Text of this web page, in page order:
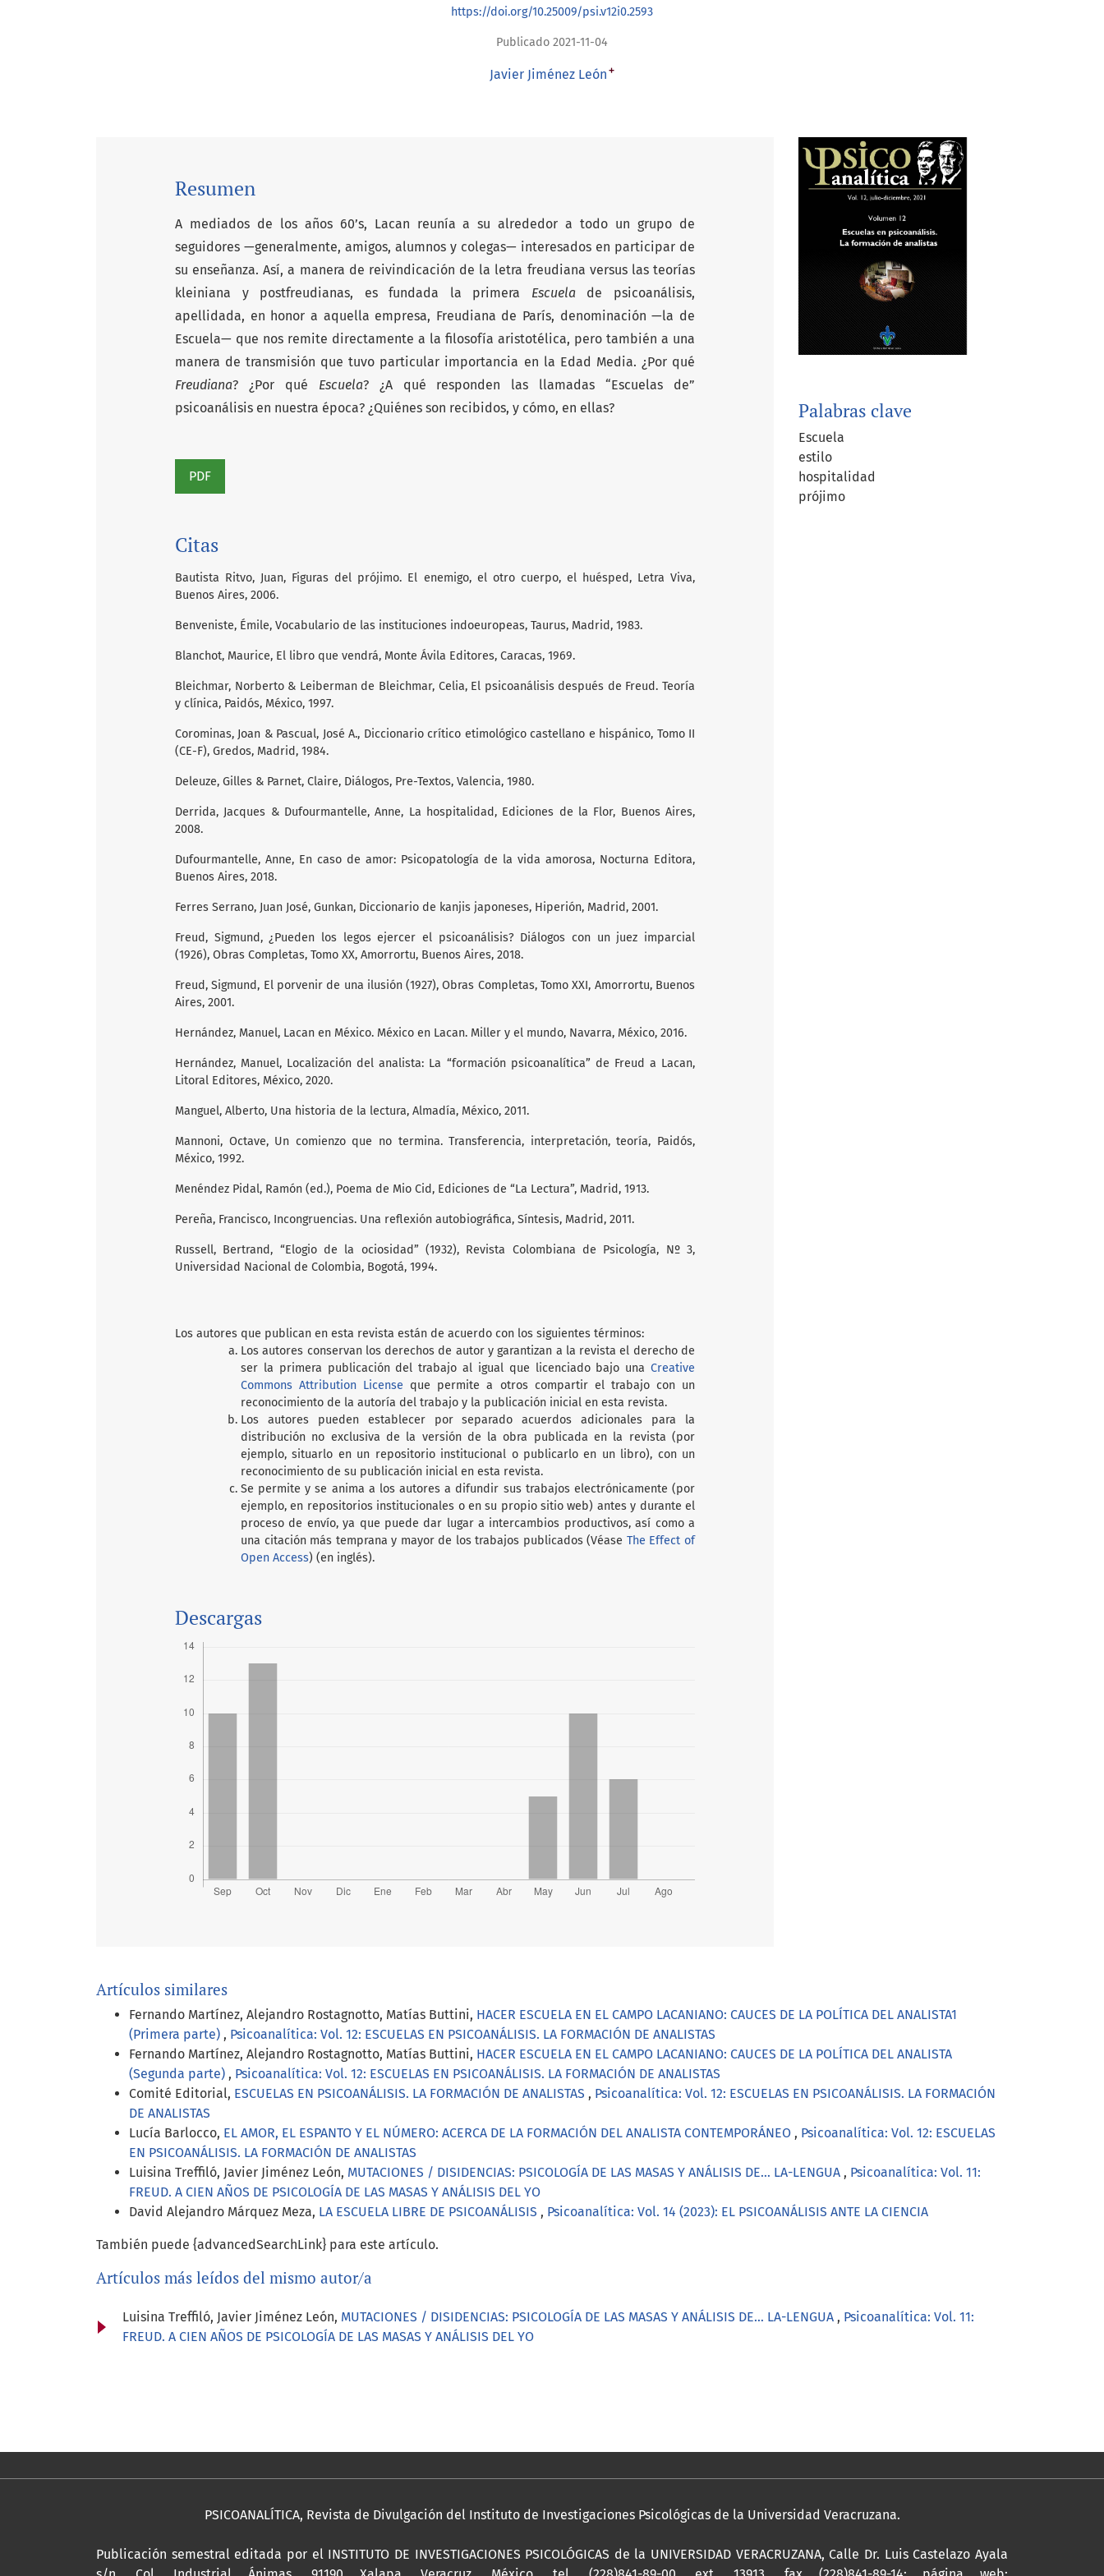
https://doi.org/10.25009/psi.v12i0.2593
Publicado 2021-11-04
Javier Jiménez León +
Palabras clave
Escuela
estilo
hospitalidad
prójimo
Resumen
A mediados de los años 60’s, Lacan reunía a su alrededor a todo un grupo de
seguidores —generalmente, amigos, alumnos y colegas— interesados en participar de
su enseñanza. Así, a manera de reivindicación de la letra freudiana versus las teorías
kleiniana y postfreudianas, es fundada la primera Escuelade psicoanálisis,
apellidada, en honor a aquella empresa, Freudiana de París, denominación —la de
Escuela— que nos remite directamente a la filosofía aristotélica, pero también a una
manera de transmisión que tuvo particular importancia en la Edad Media. ¿Por qué
Freudiana? ¿Por qué Escuela? ¿A qué responden las llamadas “Escuelas de”
psicoanálisis en nuestra época? ¿Quiénes son recibidos, y cómo, en ellas?
PDF
Citas
Bautista Ritvo, Juan, Figuras del prójimo. El enemigo, el otro cuerpo, el huésped, Letra Viva,
Buenos Aires, 2006.
Benveniste, Émile, Vocabulario de las instituciones indoeuropeas, Taurus, Madrid, 1983.
Blanchot, Maurice, El libro que vendrá, Monte Ávila Editores, Caracas, 1969.
Bleichmar, Norberto & Leiberman de Bleichmar, Celia, El psicoanálisis después de Freud. Teoría
y clínica, Paidós, México, 1997.
Corominas, Joan & Pascual, José A., Diccionario crítico etimológico castellano e hispánico, Tomo II
(CE-F), Gredos, Madrid, 1984.
Deleuze, Gilles & Parnet, Claire, Diálogos, Pre-Textos, Valencia, 1980.
Derrida, Jacques & Dufourmantelle, Anne, La hospitalidad, Ediciones de la Flor, Buenos Aires,
2008.
Dufourmantelle, Anne, En caso de amor: Psicopatología de la vida amorosa, Nocturna Editora,
Buenos Aires, 2018.
Ferres Serrano, Juan José, Gunkan, Diccionario de kanjis japoneses, Hiperión, Madrid, 2001.
Freud, Sigmund, ¿Pueden los legos ejercer el psicoanálisis? Diálogos con un juez imparcial
(1926), Obras Completas, Tomo XX, Amorrortu, Buenos Aires, 2018.
Freud, Sigmund, El porvenir de una ilusión (1927), Obras Completas, Tomo XXI, Amorrortu, Buenos
Aires, 2001.
Hernández, Manuel, Lacan en México. México en Lacan. Miller y el mundo, Navarra, México, 2016.
Hernández, Manuel, Localización del analista: La “formación psicoanalítica” de Freud a Lacan,
Litoral Editores, México, 2020.
Manguel, Alberto, Una historia de la lectura, Almadía, México, 2011.
Mannoni, Octave, Un comienzo que no termina. Transferencia, interpretación, teoría, Paidós,
México, 1992.
Menéndez Pidal, Ramón (ed.), Poema de Mio Cid, Ediciones de “La Lectura”, Madrid, 1913.
Pereña, Francisco, Incongruencias. Una reflexión autobiográfica, Síntesis, Madrid, 2011.
Russell, Bertrand, “Elogio de la ociosidad” (1932), Revista Colombiana de Psicología, Nº 3,
Universidad Nacional de Colombia, Bogotá, 1994.
Los autores que publican en esta revista están de acuerdo con los siguientes términos:
Los autores conservan los derechos de autor y garantizan a la revista el derecho de
ser la primera publicación del trabajo al igual que licenciado bajo una Creative
Commons Attribution License que permite a otros compartir el trabajo con un
reconocimiento de la autoría del trabajo y la publicación inicial en esta revista.
Los autores pueden establecer por separado acuerdos adicionales para la
distribución no exclusiva de la versión de la obra publicada en la revista (por
ejemplo, situarlo en un repositorio institucional o publicarlo en un libro), con un
reconocimiento de su publicación inicial en esta revista.
Se permite y se anima a los autores a difundir sus trabajos electrónicamente (por
ejemplo, en repositorios institucionales o en su propio sitio web) antes y durante el
proceso de envío, ya que puede dar lugar a intercambios productivos, así como a
una citación más temprana y mayor de los trabajos publicados (Véase The Effect of
Open Access) (en inglés).
Descargas
Artículos similares
Fernando Martínez, Alejandro Rostagnotto, Matías Buttini, HACER ESCUELA EN EL CAMPO LACANIANO: CAUCES DE LA POLÍTICA DEL ANALISTA1
(Primera parte) , Psicoanalítica: Vol. 12: ESCUELAS EN PSICOANÁLISIS. LA FORMACIÓN DE ANALISTAS
Fernando Martínez, Alejandro Rostagnotto, Matías Buttini, HACER ESCUELA EN EL CAMPO LACANIANO: CAUCES DE LA POLÍTICA DEL ANALISTA
(Segunda parte) , Psicoanalítica: Vol. 12: ESCUELAS EN PSICOANÁLISIS. LA FORMACIÓN DE ANALISTAS
Comité Editorial, ESCUELAS EN PSICOANÁLISIS. LA FORMACIÓN DE ANALISTAS , Psicoanalítica: Vol. 12: ESCUELAS EN PSICOANÁLISIS. LA FORMACIÓN
DE ANALISTAS
Lucía Barlocco, EL AMOR, EL ESPANTO Y EL NÚMERO: ACERCA DE LA FORMACIÓN DEL ANALISTA CONTEMPORÁNEO , Psicoanalítica: Vol. 12: ESCUELAS
EN PSICOANÁLISIS. LA FORMACIÓN DE ANALISTAS
Luisina Treffiló, Javier Jiménez León, MUTACIONES / DISIDENCIAS: PSICOLOGÍA DE LAS MASAS Y ANÁLISIS DE… LA-LENGUA , Psicoanalítica: Vol. 11:
FREUD. A CIEN AÑOS DE PSICOLOGÍA DE LAS MASAS Y ANÁLISIS DEL YO
David Alejandro Márquez Meza, LA ESCUELA LIBRE DE PSICOANÁLISIS , Psicoanalítica: Vol. 14 (2023): EL PSICOANÁLISIS ANTE LA CIENCIA
También puede {advancedSearchLink} para este artículo.
Artículos más leídos del mismo autor/a
Luisina Treffiló, Javier Jiménez León, MUTACIONES / DISIDENCIAS: PSICOLOGÍA DE LAS MASAS Y ANÁLISIS DE… LA-LENGUA , Psicoanalítica: Vol. 11:
FREUD. A CIEN AÑOS DE PSICOLOGÍA DE LAS MASAS Y ANÁLISIS DEL YO
PSICOANALÍTICA, Revista de Divulgación del Instituto de Investigaciones Psicológicas de la Universidad Veracruzana.
Publicación semestral editada por el INSTITUTO DE INVESTIGACIONES PSICOLÓGICAS de la UNIVERSIDAD VERACRUZANA, Calle Dr. Luis Castelazo Ayala